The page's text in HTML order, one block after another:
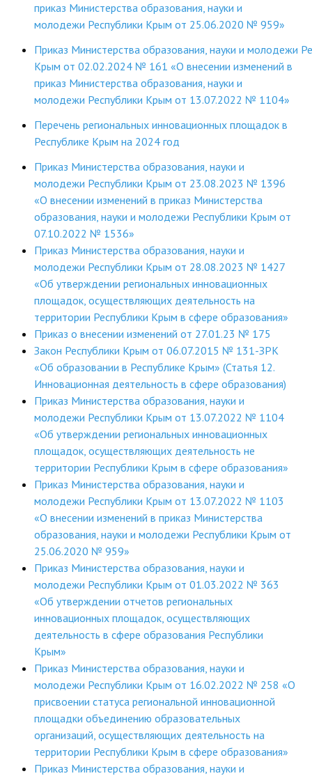
Повышение квалификации
КОНТАКТЫ
приказ Министерства образования, науки и
молодежи Республики Крым от 25.06.2020 № 959»
Приказ Министерства образования, науки и молодежи
Крым от 02.02.2024 № 161 «О внесении изменений в
приказ Министерства образования, науки и
молодежи Республики Крым от 13.07.2022 № 1104»
Перечень региональных инновационных площадок в
Республике Крым на 2024 год
Приказ Министерства образования, науки и
молодежи Республики Крым от 23.08.2023 № 1396
«О внесении изменений в приказ Министерства
образования, науки и молодежи Республики Крым от
07.10.2022 № 1536»
Приказ Министерства образования, науки и
молодежи Республики Крым от 28.08.2023 № 1427
«Об утверждении региональных инновационных
площадок, осуществляющих деятельность на
территории Республики Крым в сфере образования»
Приказ о внесении изменений от 27.01.23 № 175
Закон Республики Крым от 06.07.2015 № 131-ЗРК
«Об образовании в Республике Крым» (Статья 12.
Инновационная деятельность в сфере образования)
Приказ Министерства образования, науки и
молодежи Республики Крым от 13.07.2022 № 1104
«Об утверждении региональных инновационных
площадок, осуществляющих деятельность не
территории Республики Крым в сфере образования»
Приказ Министерства образования, науки и
молодежи Республики Крым от 13.07.2022 № 1103
«О внесении изменений в приказ Министерства
образования, науки и молодежи Республики Крым от
25.06.2020 № 959»
Приказ Министерства образования, науки и
молодежи Республики Крым от 01.03.2022 № 363
«Об утверждении отчетов региональных
инновационных площадок, осуществляющих
деятельность в сфере образования Республики
Крым»
Приказ Министерства образования, науки и
молодежи Республики Крым от 16.02.2022 № 258 «О
присвоении статуса региональной инновационной
площадки объединению образовательных
организаций, осуществляющих деятельность на
территории Республики Крым в сфере образования»
Приказ Министерства образования, науки и